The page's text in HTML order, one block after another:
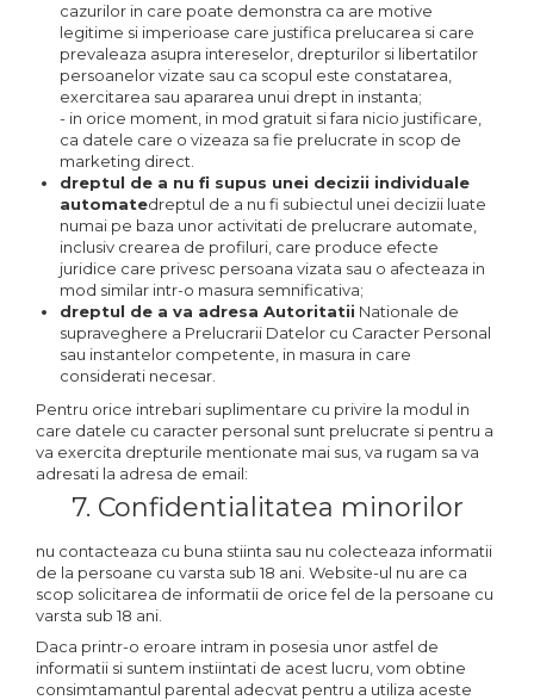
cazurilor in care poate demonstra ca are motive
legitime si imperioase care justifica prelucarea si care
prevaleaza asupra intereselor, drepturilor si libertatilor
persoanelor vizate sau ca scopul este constatarea,
exercitarea sau apararea unui drept in instanta;
- in orice moment, in mod gratuit si fara nicio justificare,
ca datele care o vizeaza sa fie prelucrate in scop de
marketing direct.
dreptul de a nu fi supus unei decizii individuale
automatedreptul de a nu fi subiectul unei decizii luate
numai pe baza unor activitati de prelucrare automate,
inclusiv crearea de profiluri, care produce efecte
juridice care privesc persoana vizata sau o afecteaza in
mod similar intr-o masura semnificativa;
dreptul de a va adresa Autoritatii Nationale de
supraveghere a Prelucrarii Datelor cu Caracter Personal
sau instantelor competente, in masura in care
considerati necesar.
Pentru orice intrebari suplimentare cu privire la modul in
care datele cu caracter personal sunt prelucrate si pentru a
va exercita drepturile mentionate mai sus, va rugam sa va
adresati la adresa de email:
7. Confidentialitatea minorilor
nu contacteaza cu buna stiinta sau nu colecteaza informatii
de la persoane cu varsta sub 18 ani. Website-ul nu are ca
scop solicitarea de informatii de orice fel de la persoane cu
varsta sub 18 ani.
Daca printr-o eroare intram in posesia unor astfel de
informatii si suntem instiintati de acest lucru, vom obtine
consimtamantul parental adecvat pentru a utiliza aceste